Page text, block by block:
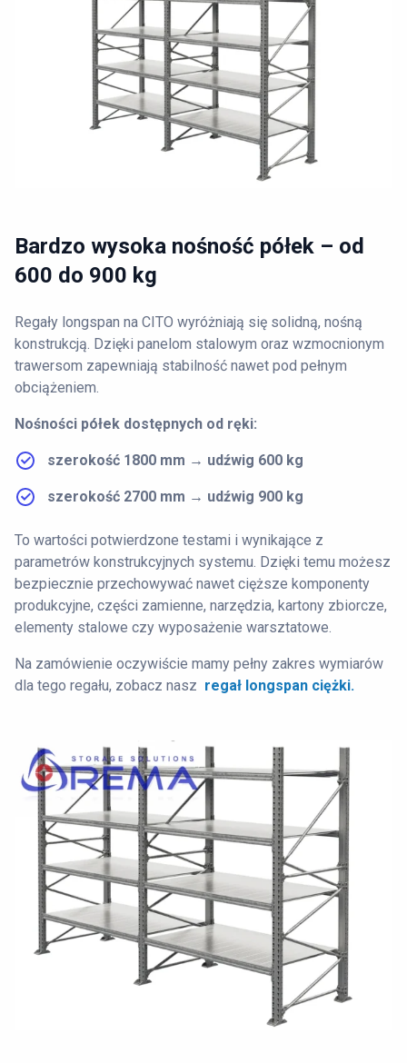
Bardzo wysoka nośność półek – od
600 do 900 kg
Regały longspan na CITO wyróżniają się solidną, nośną
konstrukcją. Dzięki panelom stalowym oraz wzmocnionym
trawersom zapewniają stabilność nawet pod pełnym
obciążeniem.
Nośności półek dostępnych od ręki:
szerokość 1800 mm → udźwig 600 kg
szerokość 2700 mm → udźwig 900 kg
To wartości potwierdzone testami i wynikające z
parametrów konstrukcyjnych systemu. Dzięki temu możesz
bezpiecznie przechowywać nawet cięższe komponenty
produkcyjne, części zamienne, narzędzia, kartony zbiorcze,
elementy stalowe czy wyposażenie warsztatowe.
Na zamówienie oczywiście mamy pełny zakres wymiarów
dla tego regału, zobacz nasz regał longspan ciężki.